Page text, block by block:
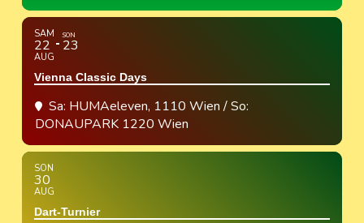
SAM
22
AUG
SON
23
Vienna Classic Days
Sa: HUMAeleven, 1110 Wien / So:
DONAUPARK 1220 Wien
SON
30
AUG
Dart-Turnier